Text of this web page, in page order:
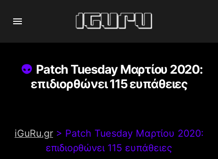
Patch Tuesday Μαρτίου 2020:
επιδιορθώνει 115 ευπάθειες
iGuRu.gr > Patch Tuesday Μαρτίου 2020:
επιδιορθώνει 115 ευπάθειες